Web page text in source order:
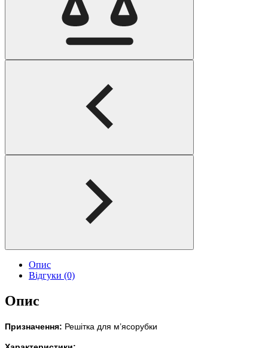
Опис
Відгуки (0)
Опис
Призначення: Решітка для м’ясорубки